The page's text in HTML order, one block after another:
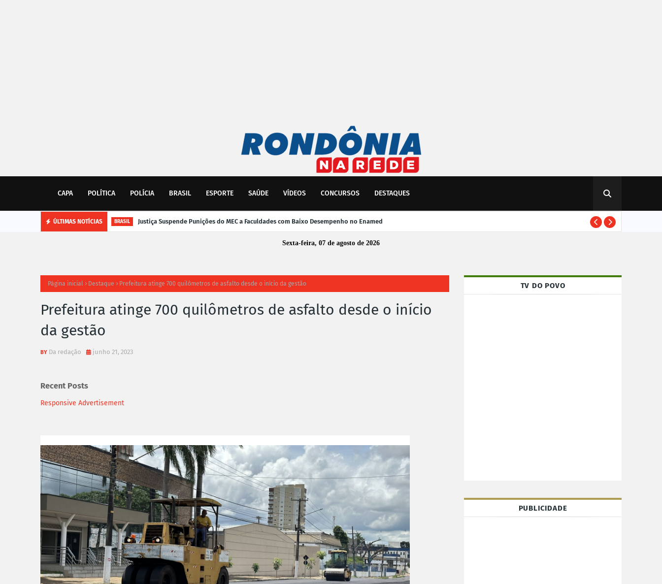
CAPA POLÍTICA POLÍCIA BRASIL ESPORTE SAÚDE VÍDEOS CONCURSOS DESTAQUES
ÚLTIMAS NOTÍCIAS BRASIL Justiça Suspende Punições do MEC a Faculdades com Baixo Desempenho no Enamed
Sexta-feira, 07 de agosto de 2026
Página inicial Destaque Prefeitura atinge 700 quilômetros de asfalto desde o início da gestão
Prefeitura atinge 700 quilômetros de asfalto desde o início
da gestão
Da redação junho 21, 2023
Recent Posts
Responsive Advertisement
TV DO POVO
PUBLICIDADE